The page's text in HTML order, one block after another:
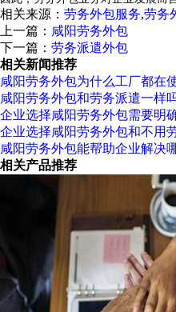
相关来源： 劳务外包服务,劳务
上一篇： 咸阳劳务外包
下一篇： 劳务派遣外包
相关新闻推荐
咸阳劳务外包为什么工厂都在
咸阳劳务外包和劳务派遣一样
企业选择咸阳劳务外包需要明
企业选择咸阳劳务外包和不用
咸阳劳务外包能帮助企业解决
相关产品推荐